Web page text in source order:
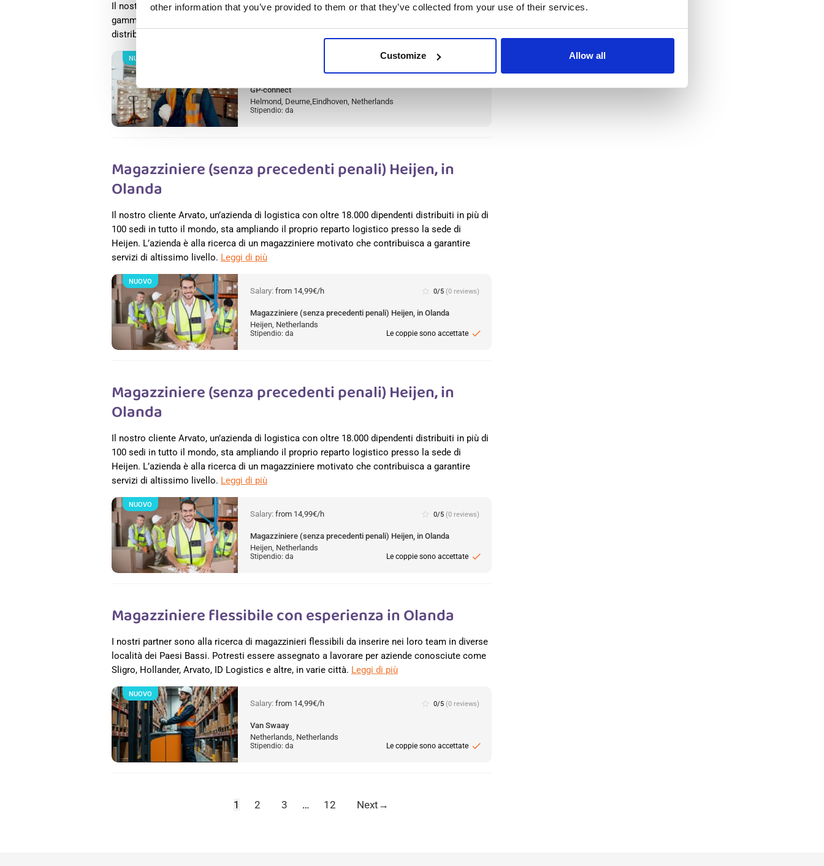
other information that you’ve provided to them or that they’ve collected from your use of their services.
Customize Allow all
Il nostro partner, Edco, è una società commerciale globale. L'azienda si rivolge a un'ampia
gamma di attività, tra cui catene di negozi, magazzini, negozi al dettaglio, rivenditori, grandi
distributori e venditori per corrispondenza.
GP-connect
Helmond, Deurne,Eindhoven, Netherlands
Stipendio: da
NUOVO
Magazziniere (senza precedenti penali) Heijen, in
Olanda
Il nostro cliente Arvato, un’azienda di logistica con oltre 18.000 dipendenti distribuiti in più di
100 sedi in tutto il mondo, sta ampliando il proprio reparto logistico presso la sede di
Heijen. L’azienda è alla ricerca di un magazziniere motivato che contribuisca a garantire
servizi di altissimo livello. Leggi di più
Salary: from 14,99€/h star_border 0/5 (0 reviews)
Magazziniere (senza precedenti penali) Heijen, in Olanda
Heijen, Netherlands
Stipendio: da Le coppie sono accettate check
NUOVO
Magazziniere (senza precedenti penali) Heijen, in
Olanda
Il nostro cliente Arvato, un’azienda di logistica con oltre 18.000 dipendenti distribuiti in più di
100 sedi in tutto il mondo, sta ampliando il proprio reparto logistico presso la sede di
Heijen. L’azienda è alla ricerca di un magazziniere motivato che contribuisca a garantire
servizi di altissimo livello. Leggi di più
Salary: from 14,99€/h star_border 0/5 (0 reviews)
Magazziniere (senza precedenti penali) Heijen, in Olanda
Heijen, Netherlands
Stipendio: da Le coppie sono accettate check
NUOVO
Magazziniere flessibile con esperienza in Olanda
I nostri partner sono alla ricerca di magazzinieri flessibili da inserire nei loro team in diverse
località dei Paesi Bassi. Potresti essere assegnato a lavorare per aziende conosciute come
Sligro, Hollander, Arvato, ID Logistics e altre, in varie città. Leggi di più
Salary: from 14,99€/h star_border 0/5 (0 reviews)
Van Swaay
Netherlands, Netherlands
Stipendio: da Le coppie sono accettate check
NUOVO
1 2 3 … 12 Next →